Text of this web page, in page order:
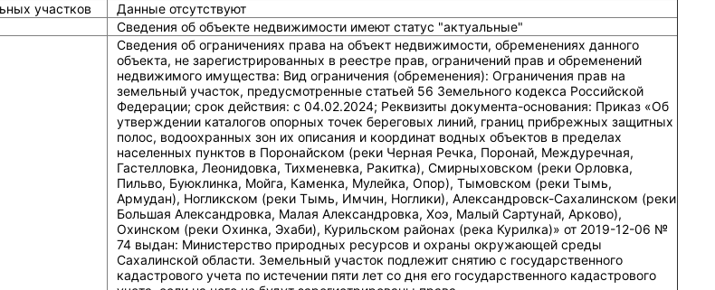
участков
Данные отсутствуют
Сведения об объекте недвижимости имеют статус "актуальные"
Сведения об ограничениях права на объект недвижимости, обременениях данного
объекта, не зарегистрированных в реестре прав, ограничений прав и обременений
недвижимого имущества: Вид ограничения (обременения): Ограничения прав на
земельный участок, предусмотренные статьей 56 Земельного кодекса Российской
Федерации; срок действия: c 04.02.2024; Реквизиты документа-основания: Приказ «Об
утверждении каталогов опорных точек береговых линий, границ прибрежных защитных
полос, водоохранных зон их описания и координат водных объектов в пределах
населенных пунктов в Поронайском (реки Черная Речка, Поронай, Междуречная,
Гастелловка, Леонидовка, Тихменевка, Ракитка), Смирныховском (реки Орловка,
Пильво, Буюклинка, Мойга, Каменка, Мулейка, Опор), Тымовском (реки Тымь,
Армудан), Ногликском (реки Тымь, Имчин, Ноглики), Александровск-Сахалинском (реки
Большая Александровка, Малая Александровка, Хоэ, Малый Сартунай, Арково),
Охинском (реки Охинка, Эхаби), Курильском районах (река Курилка)» от 2019-12-06 №
74 выдан: Министерство природных ресурсов и охраны окружающей среды
Сахалинской области. Земельный участок подлежит снятию с государственного
кадастрового учета по истечении пяти лет со дня его государственного кадастрового